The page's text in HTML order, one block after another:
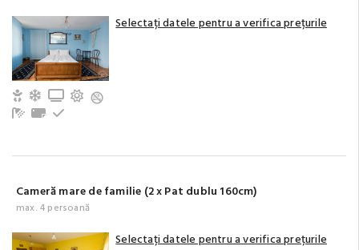
Copii și bebeluși sunt binevenite
Aer condiționat
TV Terasă/balcon
Baie cu duș (privat)
Prosoape
Selectați datele pentru a verifica prețurile
Cameră mare de familie (2 x Pat dublu 160cm)
max. 4 persoană
Selectați datele pentru a verifica prețurile